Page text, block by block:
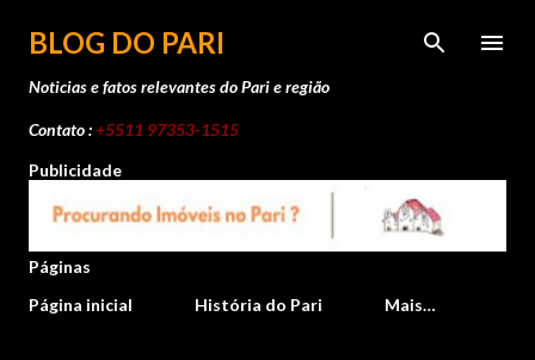
Pular para o conteúdo principal
BLOG DO PARI
Noticias e fatos relevantes do Pari e região
Contato :+5511 97353-1515
Publicidade
Páginas
Página inicial
História do Pari Mais…